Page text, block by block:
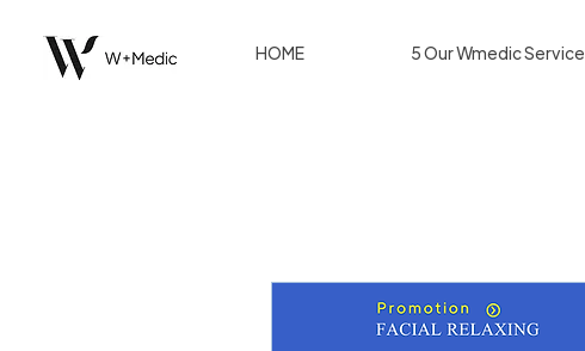
HOME 5 Our Wmedic Service